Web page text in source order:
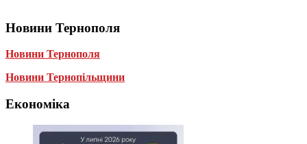
Новини Тернополя
Новини Тернополя
Новини Тернопільщини
Економіка